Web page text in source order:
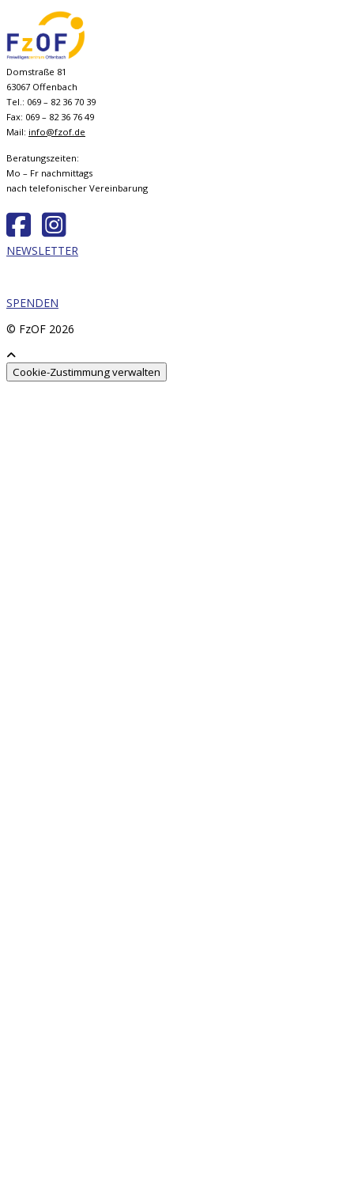
Domstraße 81
63067 Offenbach
Tel.: 069 – 82 36 70 39
Fax: 069 – 82 36 76 49
Mail: info@fzof.de
Beratungszeiten:
Mo – Fr nachmittags
nach telefonischer Vereinbarung
NEWSLETTER
SPENDEN
© FzOF 2026
Cookie-Zustimmung verwalten